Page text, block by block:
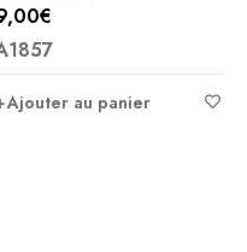
5.00
5
€
Ajouter au panier